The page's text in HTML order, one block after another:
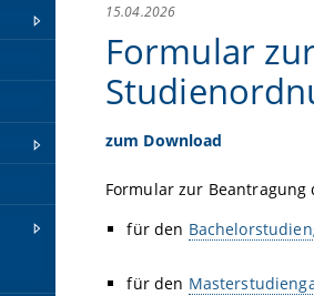
15.04.2026
Formular
zum Download
Formular zur
für den
für den